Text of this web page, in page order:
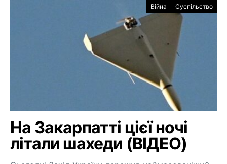
Війна Суспільство
На Закарпатті цієї ночі
літали шахеди (ВІДЕО)